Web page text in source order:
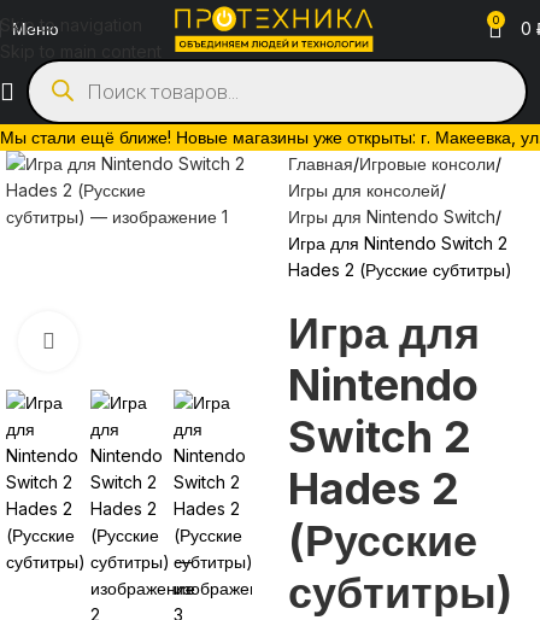
Skip to navigation
Мы стали ещё ближе! Новые магазины уже открыты: г. Макеевка,
Меню 0 0
Главная Игровые консоли
Игры для консолей
Игры для Nintendo Switch
Игра для Nintendo Switch 2
Hades 2 (Русские субтитры)
Игра для
Nintendo
Switch 2
Hades 2
(Русские
субтитры)